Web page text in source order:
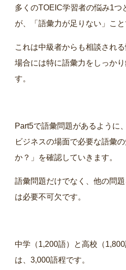
多くのTOEIC学習者の悩み1つ
が、「語彙力が足りない」こと
これは中級者からも相談され
場合には特に語彙力をしっか
す。
Part5で語彙問題があるように
ビジネスの場面で必要な語彙
か？」を確認していきます。
語彙問題だけでなく、他の問
は必要不可欠です。
中学（1,200語）と高校（
は、3,000語程です。